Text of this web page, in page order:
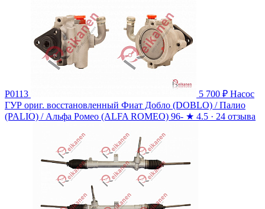
P0113 5 700 ₽ Насос
ГУР ориг. восстановленный Фиат Добло (DOBLO) / Палио
(PALIO) / Альфа Ромео (ALFA ROMEO) 96- ★ 4.5 · 24 отзыва